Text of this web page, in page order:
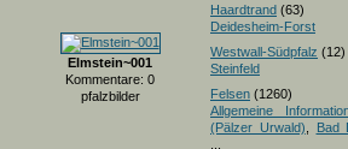
Elmstein~001
Kommentare: 0
pfalzbilder
Haardtrand (63)
Deidesheim-Forst
Westwall-Südpfalz (12)
Steinfeld
Felsen (1260)
Allgemeine
(Pälzer Urwald)
Bad